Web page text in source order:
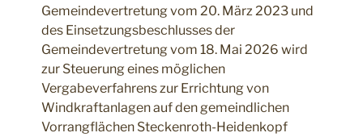
Gemeindevertretung vom 20. März 2023 und
des Einsetzungsbeschlusses der
Gemeindevertretung vom 18. Mai 2026 wird
zur Steuerung eines möglichen
Vergabeverfahrens zur Errichtung von
Windkraftanlagen auf den gemeindlichen
Vorrangflächen Steckenroth-Heidenkopf